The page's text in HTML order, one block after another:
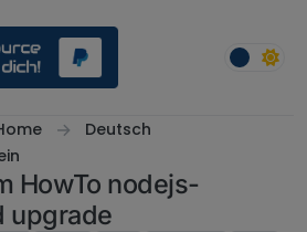
Deutsch
HowTo nodejs-
upgrade